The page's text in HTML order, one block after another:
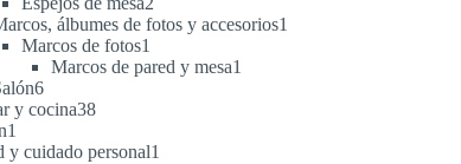
productos
álbumes de fotos y accesorios1
Marcos de fotos1
producto
Marcos de pared y mesa1
66
productos
y cocina3838
1
producto
y cuidado personal1